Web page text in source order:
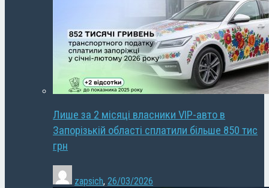
Лише за 2 місяці власники VIP-авто в
Запорізькій області сплатили більше 850 тис
грн
zapsich, 26/03/2026